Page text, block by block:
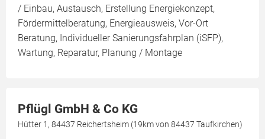
/ Einbau, Austausch, Erstellung Energiekonzept,
Fördermittelberatung, Energieausweis, Vor-Ort
Beratung, Individueller Sanierungsfahrplan (iSFP),
Wartung, Reparatur, Planung / Montage
Pflügl GmbH & Co KG
Hütter 1, 84437 Reichertsheim (19km von 84437 Taufkirchen)